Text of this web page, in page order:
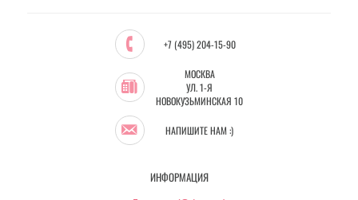
+7 (495) 204-15-90
МОСКВА
УЛ. 1-Я
НОВОКУЗЬМИНСКАЯ 10
НАПИШИТЕ НАМ :)
ИНФОРМАЦИЯ